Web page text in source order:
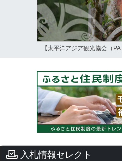
【太平洋アジア観光協会（
入札情報セレクト